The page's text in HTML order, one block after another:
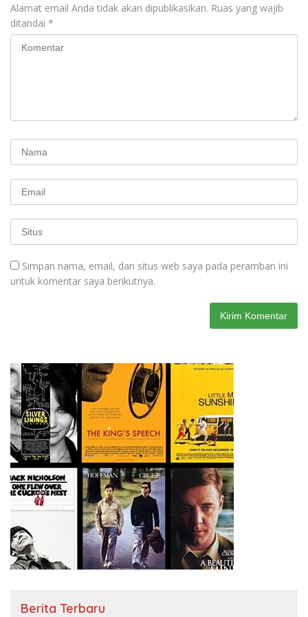
Alamat email Anda tidak akan dipublikasikan. Ruas yang wajib
ditandai *
Simpan nama, email, dan situs web saya pada peramban ini
untuk komentar saya berikutnya.
Berita Terbaru